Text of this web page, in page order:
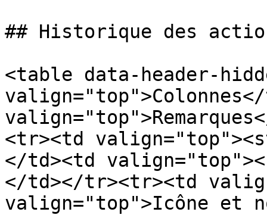
## Historique des
<table data-header-
<tr><td
</td><td
</td></tr><tr><td
valign="top">Icône et